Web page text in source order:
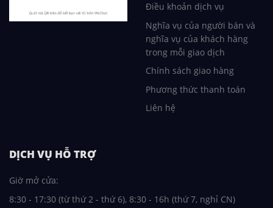
Điều khoản dịch vụ
Nghĩa vụ của người bán và
nghĩa vụ của khách hàng
trong mỗi giao dịch
Chính sách giao hàng
Phương thức thanh toán
Liên hệ
DỊCH VỤ HỖ TRỢ
Giờ mở cửa:
8:30 - 17:30 (từ thứ 2 - thứ 6), 8:30 - 16h (thứ 7, nghỉ CN)